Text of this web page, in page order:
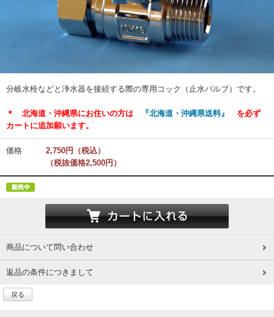
分岐水栓などと浄水器を接続する際の専用コック（止水バルブ）です。
＊ 北海道・沖縄県にお住いの方は 『北海道・沖縄県送料』 を必ず
カートに追加願います。
価格
2,750円（税込）
（税抜価格2,500円）
商品について問い合わせ
返品の条件につきまして
戻る